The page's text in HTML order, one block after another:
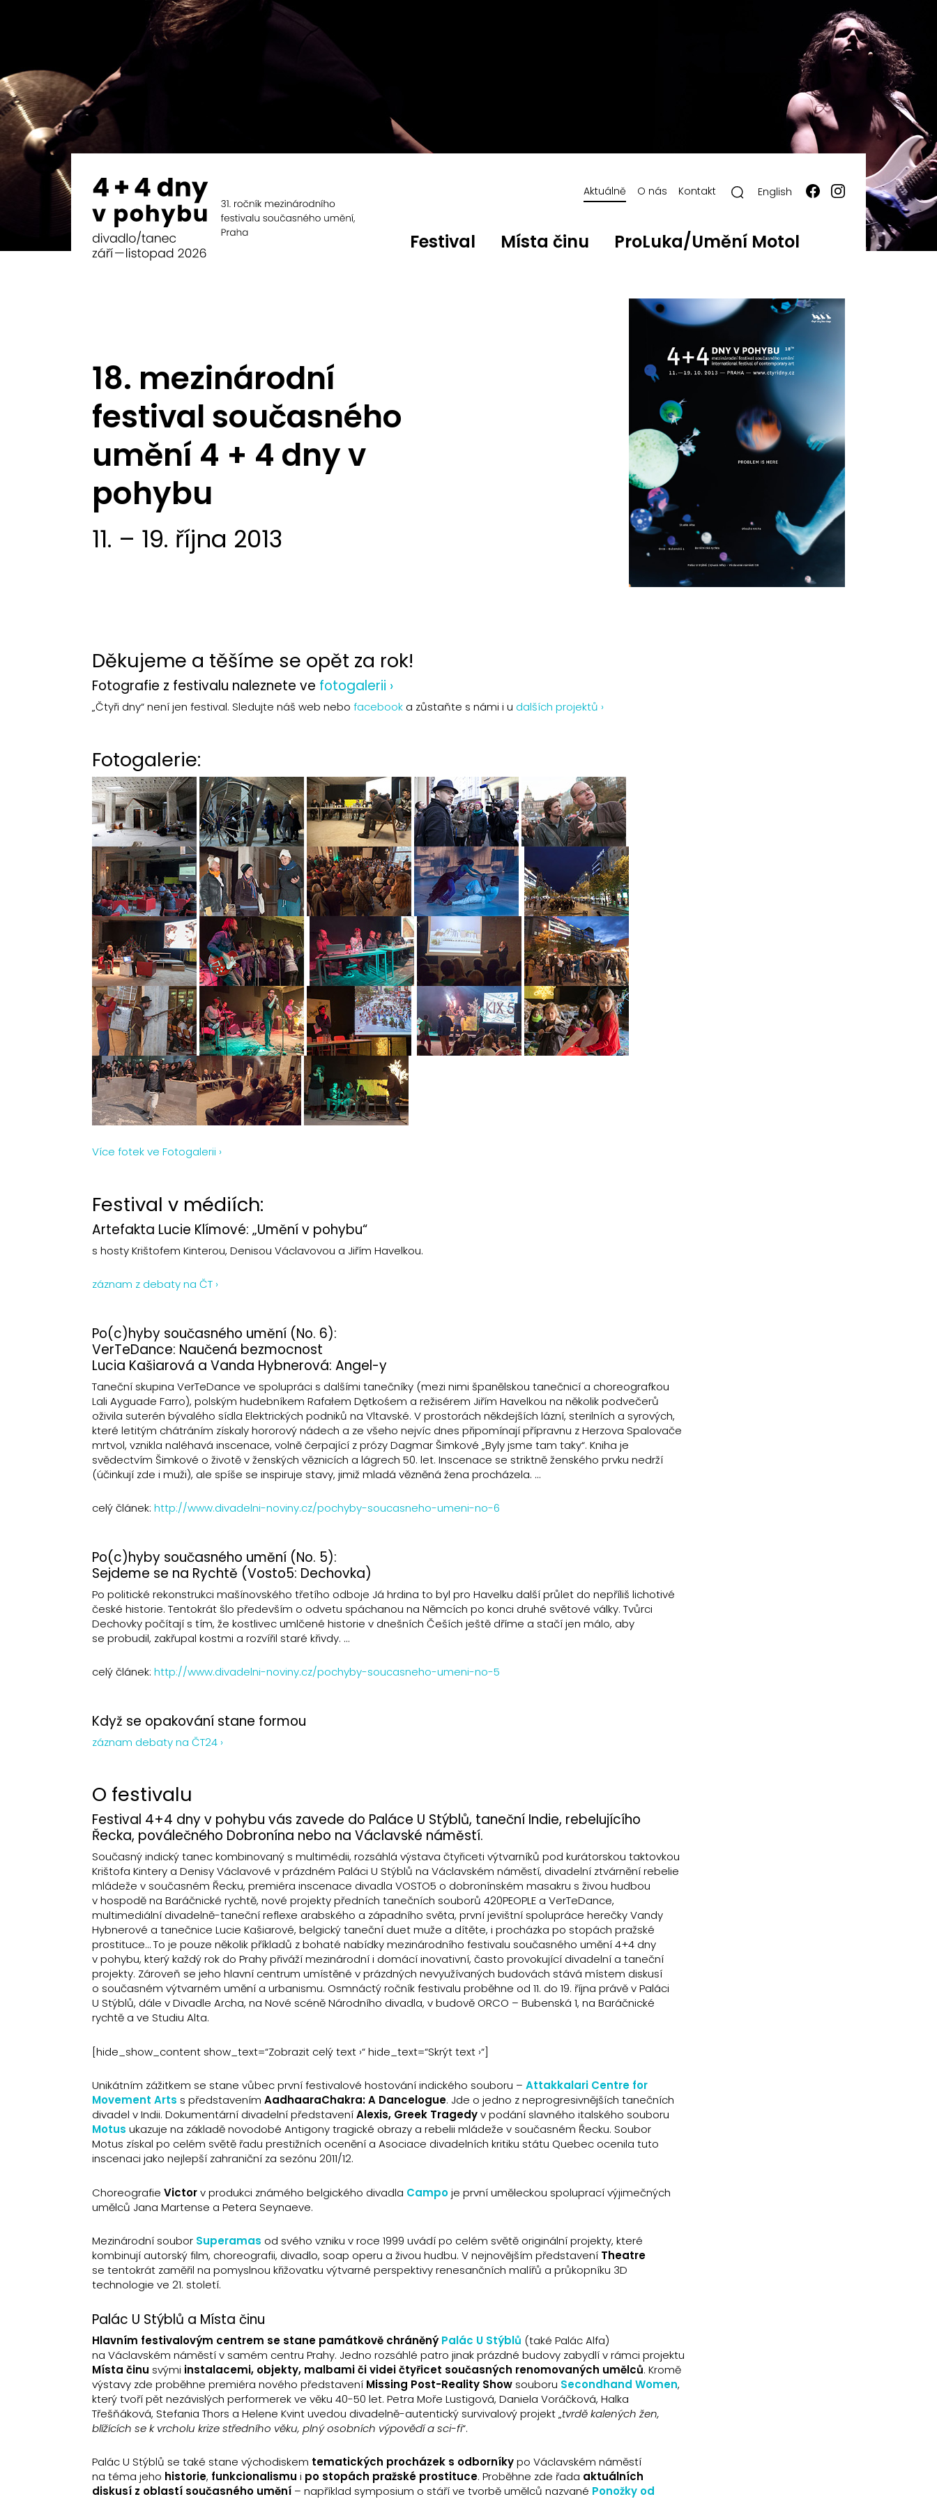
Festival Místa činu ProLuka/Umění Motol
Aktuálně O nás Kontakt English
18. mezinárodní
festival současného
umění 4 + 4 dny v
pohybu
11. – 19. října 2013
Děkujeme a těšíme se opět za rok!
Fotografie z festivalu naleznete ve fotogalerii ›
„Čtyři dny“ není jen festival. Sledujte náš web nebo facebook a zůstaňte s námi i u dalších projektů ›
Fotogalerie:
Více fotek ve Fotogalerii ›
Festival v médiích:
Artefakta Lucie Klímové: „Umění v pohybu“
s hosty Krištofem Kinterou, Denisou Václavovou a Jiřím Havelkou.
záznam z debaty na ČT ›
Po(c)hyby současného umění (No. 6):
VerTeDance: Naučená bezmocnost
Lucia Kašiarová a Vanda Hybnerová: Angel-y
Taneční skupina VerTeDance ve spolupráci s dalšími tanečníky (mezi nimi španělskou tanečnicí a choreografkou
Lali Ayguade Farro), polským hudebníkem Rafałem Dętkośem a režisérem Jiřím Havelkou na několik podvečerů
oživila suterén bývalého sídla Elektrických podniků na Vltavské. V prostorách někdejších lázní, sterilních a syrových,
které letitým chátráním získaly hororový nádech a ze všeho nejvíc dnes připomínají přípravnu z Herzova Spalovače
mrtvol, vznikla naléhavá inscenace, volně čerpající z prózy Dagmar Šimkové „Byly jsme tam taky“. Kniha je
svědectvím Šimkové o životě v ženských věznicích a lágrech 50. let. Inscenace se striktně ženského prvku nedrží
(účinkují zde i muži), ale spíše se inspiruje stavy, jimiž mladá vězněná žena procházela. …
celý článek: http://www.divadelni-noviny.cz/pochyby-soucasneho-umeni-no-6
Po(c)hyby současného umění (No. 5):
Sejdeme se na Rychtě (Vosto5: Dechovka)
Po politické rekonstrukci mašínovského třetího odboje Já hrdina to byl pro Havelku další průlet do nepříliš lichotivé
české historie. Tentokrát šlo především o odvetu spáchanou na Němcích po konci druhé světové války. Tvůrci
Dechovky počítají s tím, že kostlivec umlčené historie v dnešních Češích ještě dříme a stačí jen málo, aby
se probudil, zakřupal kostmi a rozvířil staré křivdy. …
celý článek: http://www.divadelni-noviny.cz/pochyby-soucasneho-umeni-no-5
Když se opakování stane formou
záznam debaty na ČT24 ›
O festivalu
Festival 4+4 dny v pohybu vás zavede do Paláce U Stýblů, taneční Indie, rebelujícího
Řecka, poválečného Dobronína nebo na Václavské náměstí.
Současný indický tanec kombinovaný s multimédii, rozsáhlá výstava čtyřiceti výtvarníků pod kurátorskou taktovkou
Krištofa Kintery a Denisy Václavové v prázdném Paláci U Stýblů na Václavském náměstí, divadelní ztvárnění rebelie
mládeže v současném Řecku, premiéra inscenace divadla VOSTO5 o dobronínském masakru s živou hudbou
v hospodě na Baráčnické rychtě, nové projekty předních tanečních souborů 420PEOPLE a VerTeDance,
multimediální divadelně-taneční reflexe arabského a západního světa, první jevištní spolupráce herečky Vandy
Hybnerové a tanečnice Lucie Kašiarové, belgický taneční duet muže a dítěte, i procházka po stopách pražské
prostituce… To je pouze několik příkladů z bohaté nabídky mezinárodního festivalu současného umění 4+4 dny
v pohybu, který každý rok do Prahy přiváží mezinárodní i domácí inovativní, často provokující divadelní a taneční
projekty. Zároveň se jeho hlavní centrum umístěné v prázdných nevyužívaných budovách stává místem diskusí
o současném výtvarném umění a urbanismu. Osmnáctý ročník festivalu proběhne od 11. do 19. října právě v Paláci
U Stýblů, dále v Divadle Archa, na Nové scéně Národního divadla, v budově ORCO – Bubenská 1, na Baráčnické
rychtě a ve Studiu Alta.
[hide_show_content show_text=“Zobrazit celý text ›“ hide_text=“Skrýt text ›“]
Unikátním zážitkem se stane vůbec první festivalové hostování indického souboru – Attakkalari Centre for
Movement Arts s představením AadhaaraChakra: A Dancelogue. Jde o jedno z neprogresivnějších tanečních
divadel v Indii. Dokumentární divadelní představeníAlexis, Greek Tragedyv podání slavného italského souboru
Motus ukazuje na základě novodobé Antigony tragické obrazy a rebelii mládeže v současném Řecku. Soubor
Motus získal po celém světě řadu prestižních ocenění a Asociace divadelních kritiku státu Quebec ocenila tuto
inscenaci jako nejlepší zahraniční za sezónu 2011/12.
Choreografie Victorv produkci známého belgického divadla Campoje první uměleckou spoluprací výjimečných
umělců Jana Martense a Petera Seynaeve.
Mezinárodní soubor Superamas od svého vzniku v roce 1999 uvádí po celém světě originální projekty, které
kombinují autorský film, choreografii, divadlo, soap operu a živou hudbu. V nejnovějším představení Theatre
se tentokrát zaměřil na pomyslnou křižovatku výtvarné perspektivy renesančních malířů a průkopníku 3D
technologie ve 21. století.
Palác U Stýblů a Místa činu
Hlavním festivalovým centrem se stane památkově chráněný Palác U Stýblů (také Palác Alfa)
na Václavském náměstí v samém centru Prahy. Jedno rozsáhlé patro jinak prázdné budovy zabydlí v rámci projektu
Místa činu svými instalacemi, objekty, malbami či videi čtyřicet současných renomovaných umělců. Kromě
výstavy zde proběhne premiéra nového představení Missing Post-Reality Show souboru Secondhand Women,
který tvoří pět nezávislých performerek ve věku 40-50 let. Petra Moře Lustigová, Daniela Voráčková, Halka
Třešňáková, Stefania Thors a Helene Kvint uvedou divadelně-autentický survivalový projekt „tvrdě kalených žen,
blížících se k vrcholu krize středního věku, plný osobních výpovědí a sci-fi“.
Palác U Stýblů se také stane východiskem tematických procházek s odborníkypo Václavském náměstí
na téma jeho historie, funkcionalismu i po stopách pražské prostituce. Proběhne zde řada aktuálních
diskusí z oblastí současného umění – například symposium o stáří ve tvorbě umělců nazvané Ponožky od